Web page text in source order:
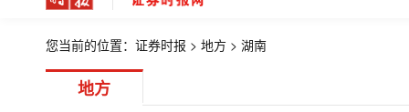
您当前的位置： 证券时报 > 地方 > 湖南
地方